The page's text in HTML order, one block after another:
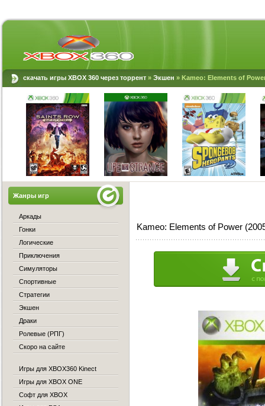
скачать игры XBOX 360 через торрент » Экшен » Kameo: Elements of
Kameo: Elements of Power
Жанры игр
Аркады
Гонки
Логические
Приключения
Симуляторы
Спортивные
Стратегии
Экшен
Драки
Ролевые (РПГ)
Скоро на сайте
Игры для XBOX360 Kinect
Игры для XBOX ONE
Софт для XBOX